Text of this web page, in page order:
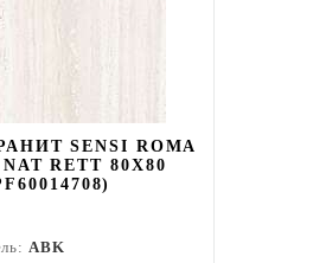
SENSI ROMA
RETT 80X80
ABK